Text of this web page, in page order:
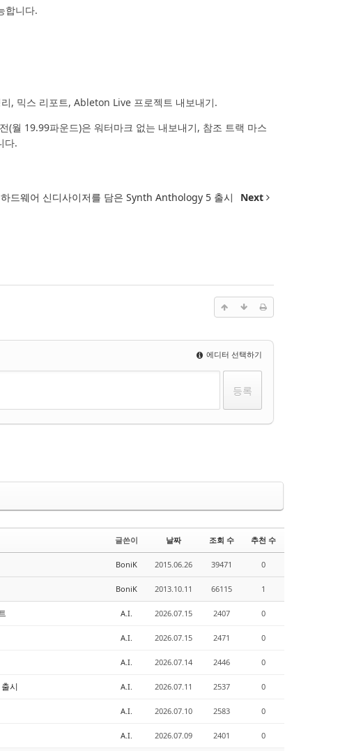
합니다.
, 믹스 리포트, Ableton Live 프로젝트 내보내기.
(월 19.99파운드)은 워터마크 없는 내보내기, 참조 트랙 마스
다.
드웨어 신디사이저를 담은 Synth Anthology 5 출시 Next
에디터 선택하기
글쓴이 날짜 조회 수 추천 수
BoniK 2015.06.26 39471 0
BoniK 2013.10.11 66115 1
A.I. 2026.07.15 2407 0
A.I. 2026.07.15 2471 0
A.I. 2026.07.14 2446 0
시 A.I. 2026.07.11 2537 0
A.I. 2026.07.10 2583 0
A.I. 2026.07.09 2401 0